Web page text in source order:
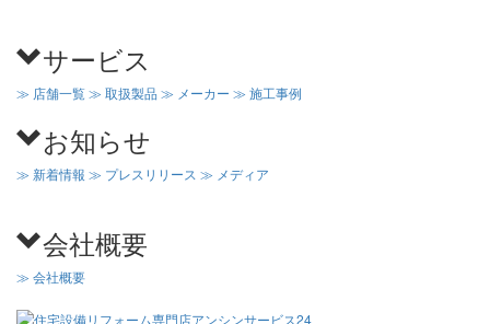
サービス
≫ 店舗一覧≫ 取扱製品 ≫ メーカー ≫ 施工事例
お知らせ
≫ 新着情報 ≫ プレスリリース ≫ メディア
会社概要
≫ 会社概要